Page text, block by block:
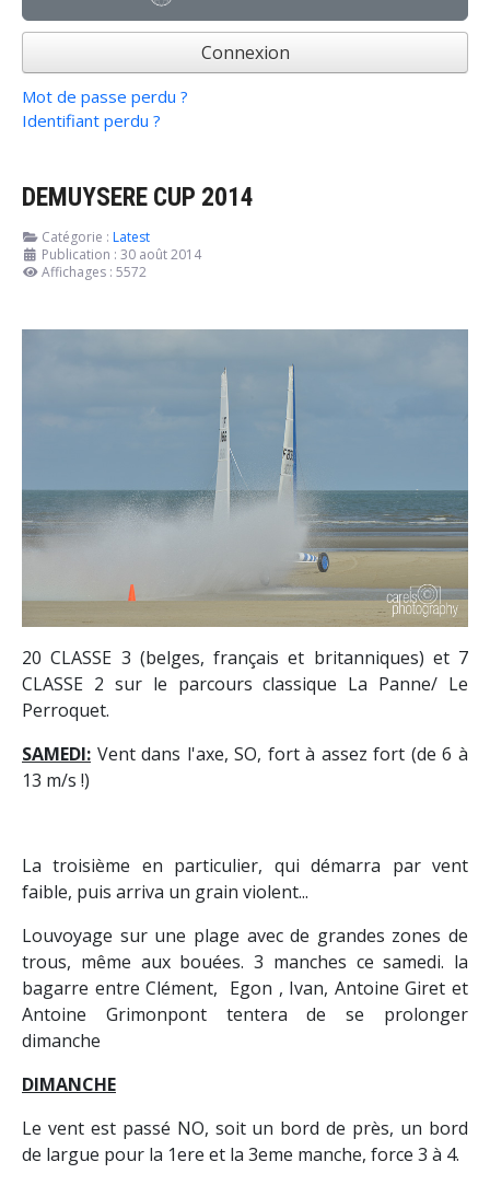
Connexion
Mot de passe perdu ?
Identifiant perdu ?
DEMUYSERE CUP 2014
Catégorie : Latest
Publication : 30 août 2014
Affichages : 5572
20 CLASSE 3 (belges, français et britanniques) et 7
CLASSE 2 sur le parcours classique La Panne/ Le
Perroquet.
SAMEDI: Vent dans l'axe, SO, fort à assez fort (de 6 à
13 m/s !)
La troisième en particulier, qui démarra par vent
faible, puis arriva un grain violent...
Louvoyage sur une plage avec de grandes zones de
trous, même aux bouées. 3 manches ce samedi. la
bagarre entre Clément, Egon , Ivan, Antoine Giret et
Antoine Grimonpont tentera de se prolonger
dimanche
DIMANCHE
Le vent est passé NO, soit un bord de près, un bord
de largue pour la 1ere et la 3eme manche, force 3 à 4.